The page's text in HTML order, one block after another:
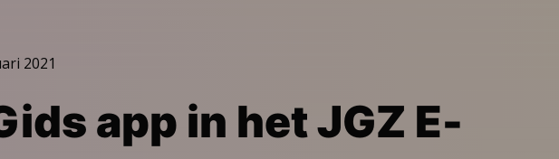
2021
app in het JGZ E-